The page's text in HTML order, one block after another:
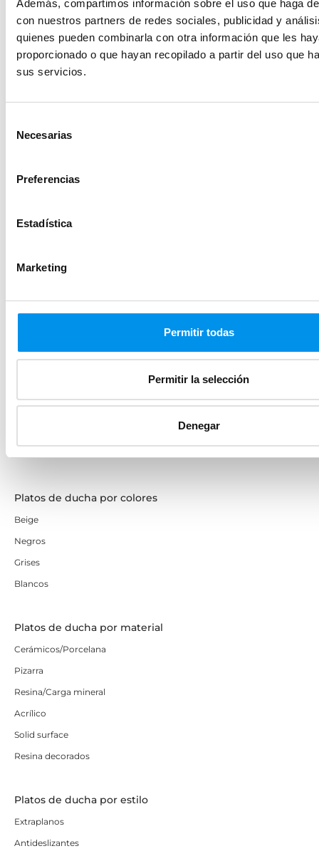
Además, compartimos información sobre el uso que haga
con nuestros partners de redes sociales, publicidad y
quienes pueden combinarla con otra información que les
proporcionado o que hayan recopilado a partir del uso que
sus servicios.
Necesarias
Preferencias
Estadística
Marketing
Permitir todas
Permitir la selección
Denegar
Mamparas de cristal
Mamparas de acero inoxidable
Mamparas de transparente
Mampara serigrafiada
Mamparas sin perfiles
Mampara minimalista
Mamparas P.M.R.
Platos de ducha por colores
Beige
Negros
Grises
Blancos
Platos de ducha por material
Cerámicos/Porcelana
Pizarra
Resina/Carga mineral
Acrílico
Solid surface
Resina decorados
Platos de ducha por estilo
Extraplanos
Antideslizantes